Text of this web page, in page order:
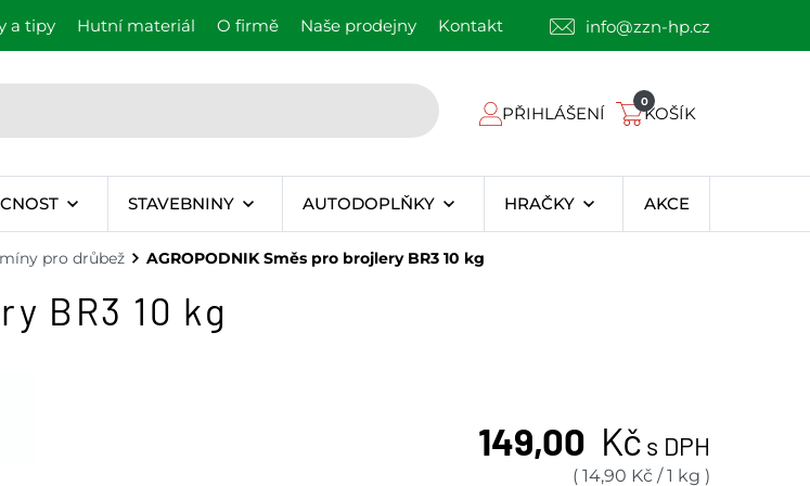
a tipy Hutní materiál O firmě Naše prodejny Kontakt info@zzn-hp.cz
PŘIHLÁŠENÍ
0
KOŠÍK
STAVEBNINY AUTODOPLŇKY HRAČKY AKCE
pro drůbež AGROPODNIK Směs pro brojlery BR3 10 kg
BR3 10 kg
149,00 Kč s DPH
( 14,90 Kč/1 kg )